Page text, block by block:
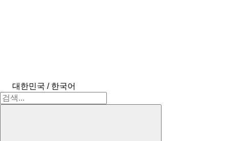
대한민국 / 한국어